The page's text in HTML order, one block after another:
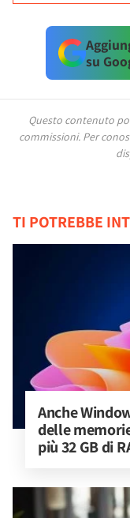
su
Questo contenuto
commissioni. Per
TI POTREBBE
Anche
delle
più 32 GB di